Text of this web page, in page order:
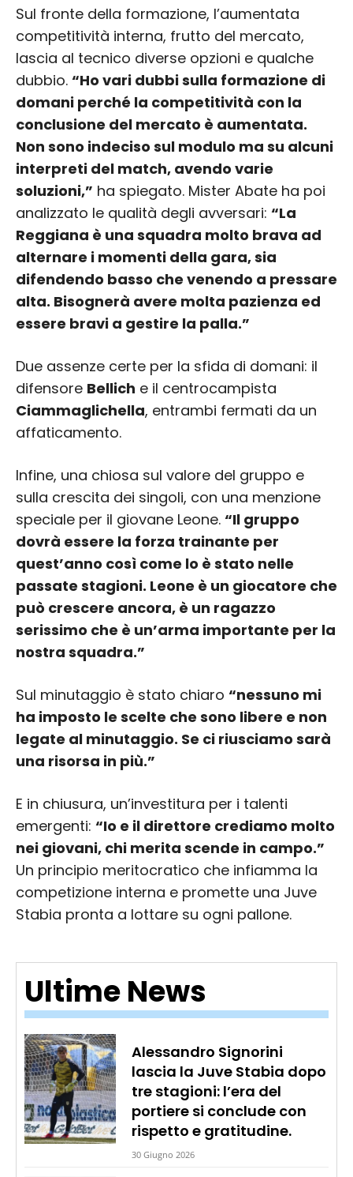
Ultime News
Alessandro Signorini
lascia la Juve Stabia dopo
tre stagioni: l’era del
portiere si conclude con
rispetto e gratitudine.
30 Giugno 2026
Sul fronte della formazione, l’aumentata
competitività interna, frutto del mercato,
lascia al tecnico diverse opzioni e qualche
dubbio. “Ho vari dubbi sulla formazione di
domani perché la competitività con la
conclusione del mercato è aumentata.
Non sono indeciso sul modulo ma su alcuni
interpreti del match, avendo varie
soluzioni,” ha spiegato. Mister Abate ha poi
analizzato le qualità degli avversari: “La
Reggiana è una squadra molto brava ad
alternare i momenti della gara, sia
difendendo basso che venendo a pressare
alta. Bisognerà avere molta pazienza ed
essere bravi a gestire la palla.”
Due assenze certe per la sfida di domani: il
difensore Bellich e il centrocampista
Ciammaglichella, entrambi fermati da un
affaticamento.
Infine, una chiosa sul valore del gruppo e
sulla crescita dei singoli, con una menzione
speciale per il giovane Leone. “Il gruppo
dovrà essere la forza trainante per
quest’anno così come lo è stato nelle
passate stagioni. Leone è un giocatore che
può crescere ancora, è un ragazzo
serissimo che è un’arma importante per la
nostra squadra.”
Sul minutaggio è stato chiaro “nessuno mi
ha imposto le scelte che sono libere e non
legate al minutaggio. Se ci riusciamo sarà
una risorsa in più.”
E in chiusura, un’investitura per i talenti
emergenti: “Io e il direttore crediamo molto
nei giovani, chi merita scende in campo.”
Un principio meritocratico che infiamma la
competizione interna e promette una Juve
Stabia pronta a lottare su ogni pallone.